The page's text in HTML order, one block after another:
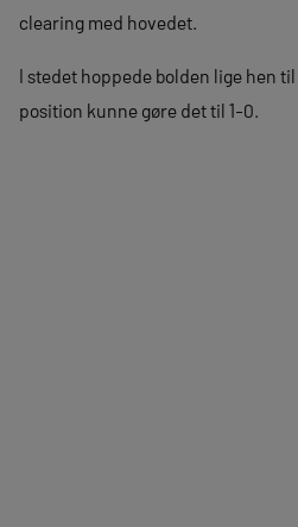
clearing med hovedet.
I stedet hoppede bolden lige hen
position kunne gøre det til 1-0.